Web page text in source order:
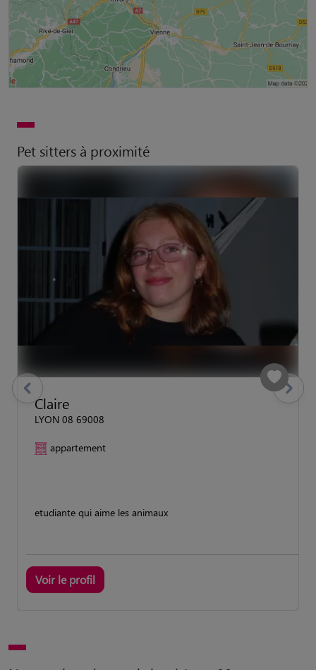
Pet sitters à proximité
Claire
LYON 08 69008
appartement
etudiante qui aime les animaux
Voir le profil
previous Suivant